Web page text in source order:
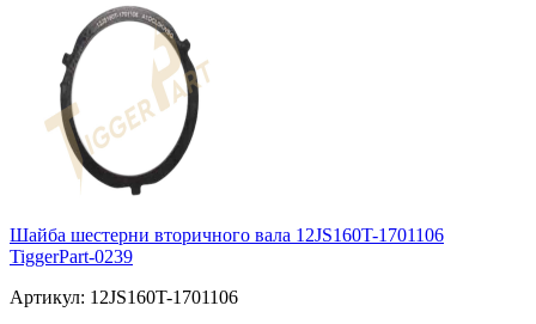
Шайба шестерни вторичного вала 12JS160T-1701106
TiggerPart-0239
Артикул: 12JS160T-1701106